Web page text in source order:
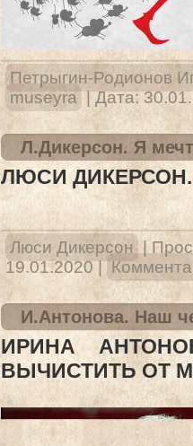
Петрыгин-Родионов
museyra |Дата:
Л.Дикерсон. Я
ЛЮСИ
Люси Дикерсон |
19.01.2020 |
И.Антонова. Наш
ИРИНА
ВЫЧИСТИТЬ ОТ